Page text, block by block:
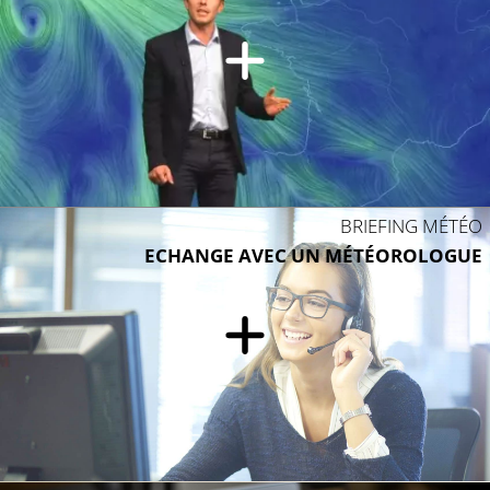
BRIEFING MÉTÉO
ECHANGE AVEC UN MÉTÉOROLOGUE